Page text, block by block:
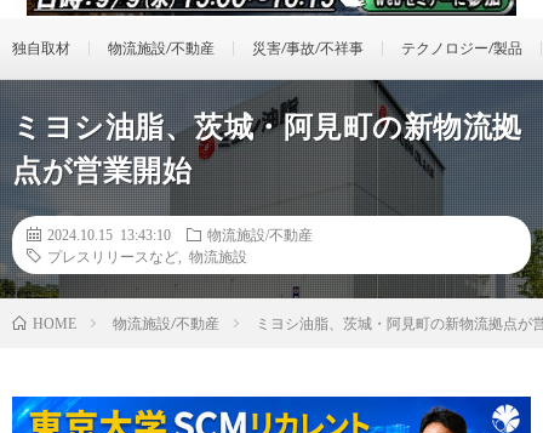
独自取材 物流施設/不動産 災害/事故/不祥事 テクノロジー/製品
ミヨシ油脂、茨城・阿見町の新物流拠
点が営業開始
2024.10.15 13:43:10
物流施設/不動産
プレスリリースなど
物流施設
HOME 物流施設/不動産 ミヨシ油脂、茨城・阿見町の新物流拠点が